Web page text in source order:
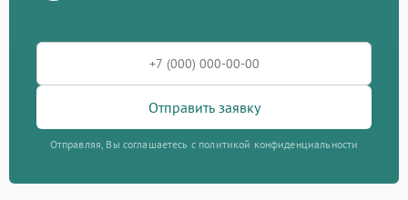
Отправить заявку
Отправляя, Вы соглашаетесь с политикой конфиденциальности